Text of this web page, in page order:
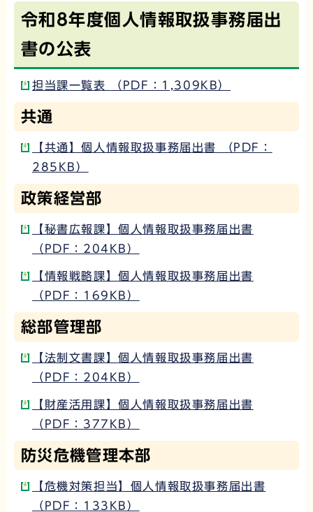
令和8年度個人情報取扱事務届出
書の公表
担当課一覧表 （PDF：1,309KB）
共通
【共通】個人情報取扱事務届出書 （PDF：
285KB）
政策経営部
【秘書広報課】個人情報取扱事務届出書
（PDF：204KB）
【情報戦略課】個人情報取扱事務届出書
（PDF：169KB）
総部管理部
【法制文書課】個人情報取扱事務届出書
（PDF：204KB）
【財産活用課】個人情報取扱事務届出書
（PDF：377KB）
防災危機管理本部
【危機対策担当】個人情報取扱事務届出書
（PDF：133KB）